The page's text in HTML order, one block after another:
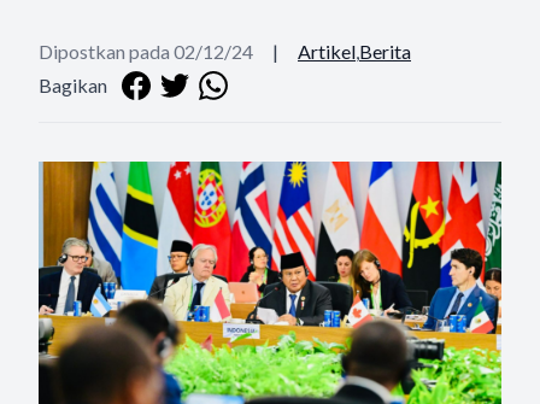
Dipostkan pada 02/12/24 | Artikel,Berita
Bagikan